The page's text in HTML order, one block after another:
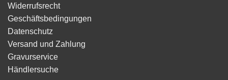
Widerrufsrecht
Geschäftsbedingungen
Datenschutz
Versand und Zahlung
Gravurservice
Händlersuche